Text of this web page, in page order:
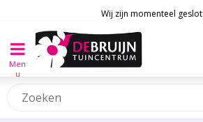
Men
u
Wij zijn momenteel